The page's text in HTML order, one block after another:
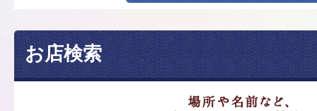
お店検索